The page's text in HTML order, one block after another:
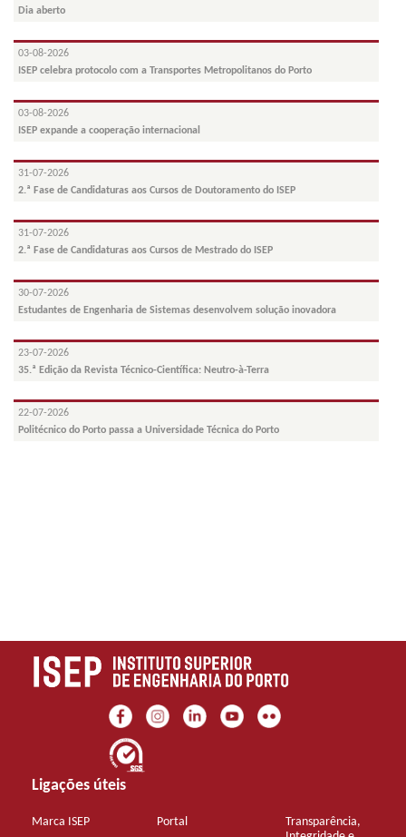
Dia aberto
03-08-2026
ISEP celebra protocolo com a Transportes Metropolitanos do Porto
03-08-2026
ISEP expande a cooperação internacional
31-07-2026
2.ª Fase de Candidaturas aos Cursos de Doutoramento do ISEP
31-07-2026
2.ª Fase de Candidaturas aos Cursos de Mestrado do ISEP
30-07-2026
Estudantes de Engenharia de Sistemas desenvolvem solução inovadora
23-07-2026
35.ª Edição da Revista Técnico-Científica: Neutro-à-Terra
22-07-2026
Politécnico do Porto passa a Universidade Técnica do Porto
Ligações úteis
Marca ISEP Portal
Transparência,